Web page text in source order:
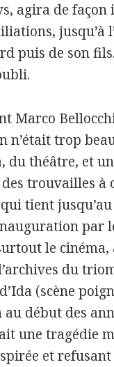
agira de façon
jusqu’à
puis de son
Marco
n’était trop
du théâtre, et
trouvailles à
tient
par
le cinéma,
du
(scène
début des
une tragédie
et